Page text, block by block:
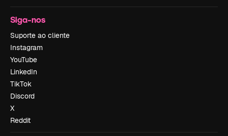
Siga-nos
Suporte ao cliente
Instagram
YouTube
LinkedIn
TikTok
Discord
X
Reddit